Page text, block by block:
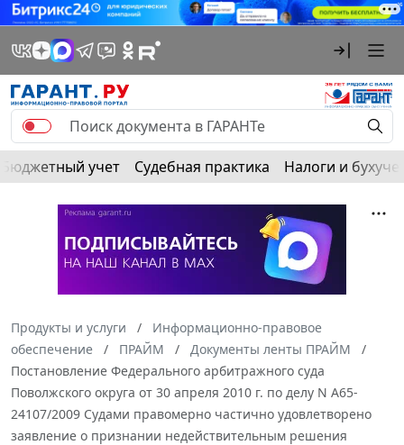
Бюджетный учет Судебная практика Налоги и
Продукты и услуги
Информационно-правовое
обеспечение
ПРАЙМ
Документы ленты ПРАЙМ
Постановление Федерального арбитражного суда
Поволжского округа от 30 апреля 2010 г. по делу N А65-
24107/2009 Судами правомерно частично удовлетворено
заявление о признании недействительным решения